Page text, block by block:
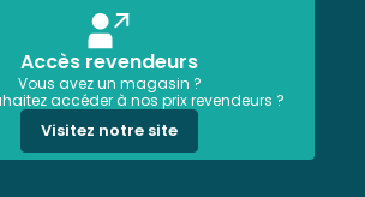
Accès revendeurs
Vous avez un magasin ?
accéder à nos prix revendeurs ?
Visitez notre site